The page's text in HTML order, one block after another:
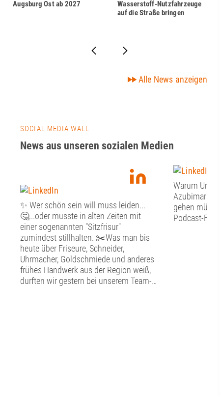
Augsburg Ost ab 2027
Wasserstoff-Nutzfahrzeuge
auf die Straße bringen
Alle News anzeigen
SOCIAL MEDIA WALL
News aus unseren sozialen Medien
✨ Wer schön sein will muss leiden...
🤔...oder musste in alten Zeiten mit
einer sogenannten "Sitzfrisur"
zumindest stillhalten. ✂️Was man bis
heute über Friseure, Schneider,
Uhrmacher, Goldschmiede und anderes
frühes Handwerk aus der Region weiß,
durften wir gestern bei unserem Team-
Warum
gehen
Podcast-